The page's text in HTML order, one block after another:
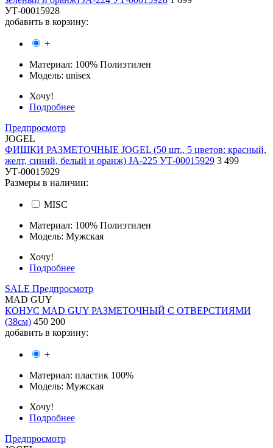
УТ-00015928
добавить в корзину:
+
Материал: 100% Полиэтилен
Модель: unisex
Хочу!
Подробнее
Предпросмотр
JOGEL
ФИШКИ РАЗМЕТОЧНЫЕ JOGEL (50 шт., 5 цветов: красный,
желт, синий, белый и оранж) JA-225 УТ-00015929 3 499
УТ-00015929
Размеры в наличии:
MISC
Материал: 100% Полиэтилен
Модель: Мужская
Хочу!
Подробнее
SALE Предпросмотр
MAD GUY
КОНУС MAD GUY РАЗМЕТОЧНЫЙ С ОТВЕРСТИЯМИ
(38см) 450 200
добавить в корзину:
+
Материал: пластик 100%
Модель: Мужская
Хочу!
Подробнее
Предпросмотр